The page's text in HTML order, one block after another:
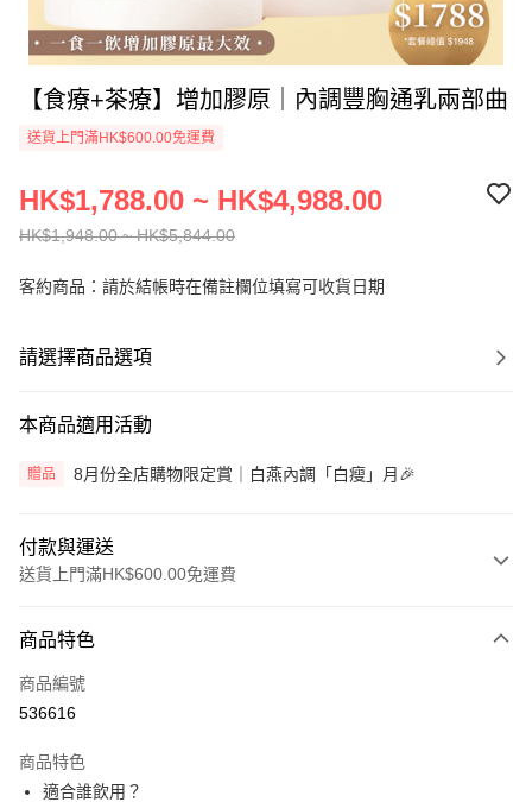
【食療+茶療】增加膠原｜內調豐胸通乳兩部曲
送貨上門滿HK$600.00免運費
HK$1,948.00 ~ HK$5,844.00
HK$1,788.00 ~ HK$4,988.00
客約商品：請於結帳時在備註欄位填寫可收貨日期
請選擇商品選項
本商品適用活動
贈品 8月份全店購物限定賞｜白燕內調「白瘦」月🎉
付款與運送
送貨上門滿HK$600.00免運費
信用卡
Apple Pay
AlipayHK
商品特色
商品編號
536616
商品特色
適合誰飲用？